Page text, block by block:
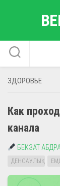
ЗДОРОВЬЕ
Как
канала
БЕКЗАТ
ДЕНСАУЛЫҚ